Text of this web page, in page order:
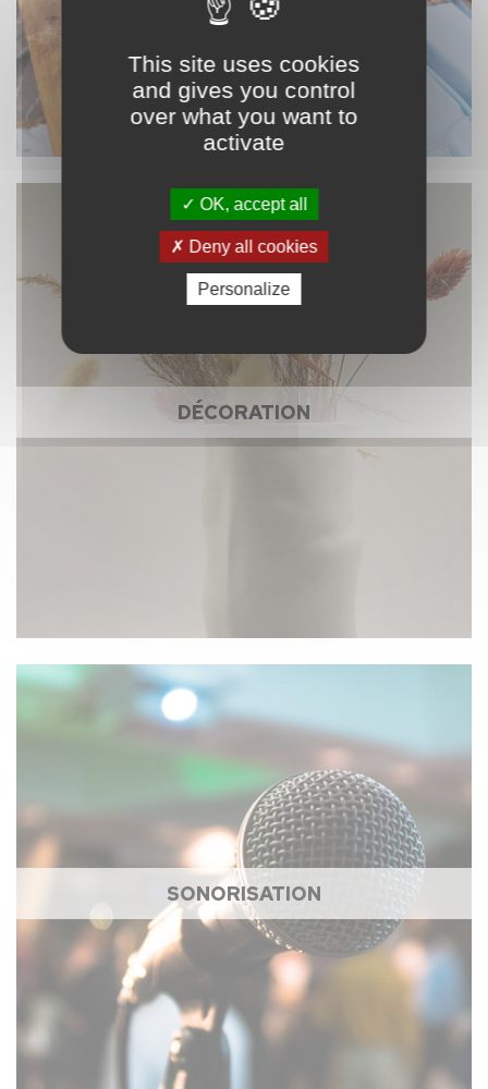
DÉCORATION
SONORISATION
This site uses cookies
and gives you control
over what you want to
activate
OK, accept all
Deny all cookies
Personalize